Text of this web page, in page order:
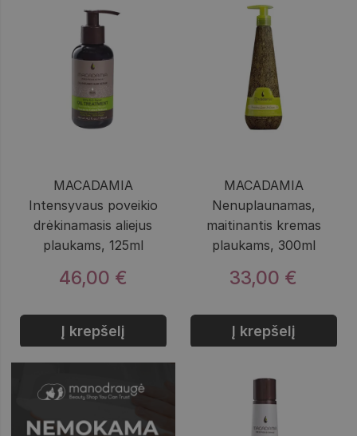
MACADAMIA
Intensyvaus poveikio
drėkinamasis aliejus
plaukams, 125ml
46,00 €
Į krepšelį
MACADAMIA
Nenuplaunamas,
maitinantis kremas
plaukams, 300ml
33,00 €
Į krepšelį